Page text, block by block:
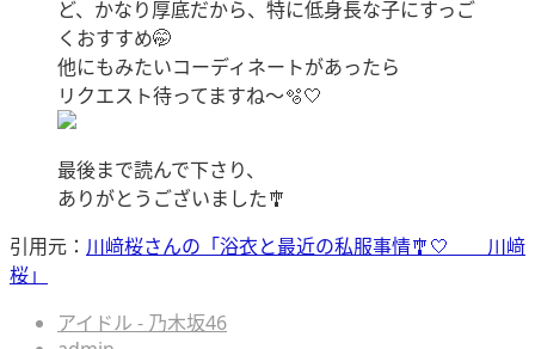
ど、かなり厚底だから、特に低身長な子にすっご
くおすすめ🤭
他にもみたいコーディネートがあったら
リクエスト待ってますね〜🫧🤍
最後まで読んで下さり、
ありがとうございました🎐
引用元： 川﨑桜さんの「浴衣と最近の私服事情🎐🤍 川﨑
桜」
アイドル - 乃木坂46